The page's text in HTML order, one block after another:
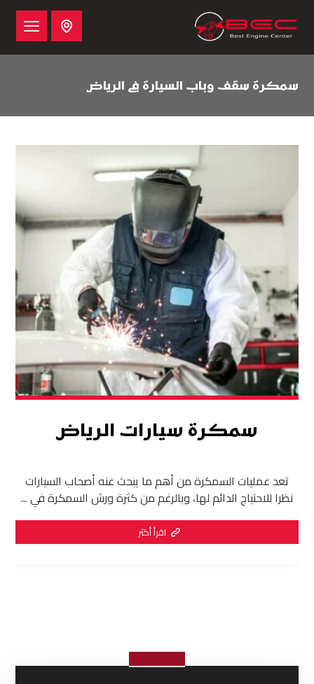
سمكرة سقف وباب السيارة في الرياض
سمكرة سيارات الرياض
تعد عمليات السمكرة من أهم ما يبحث عنه أصحاب السيارات
نظرا للاحتياج الدائم لها، وبالرغم من كثرة ورش السمكرة في ...
اقرأ أكثر